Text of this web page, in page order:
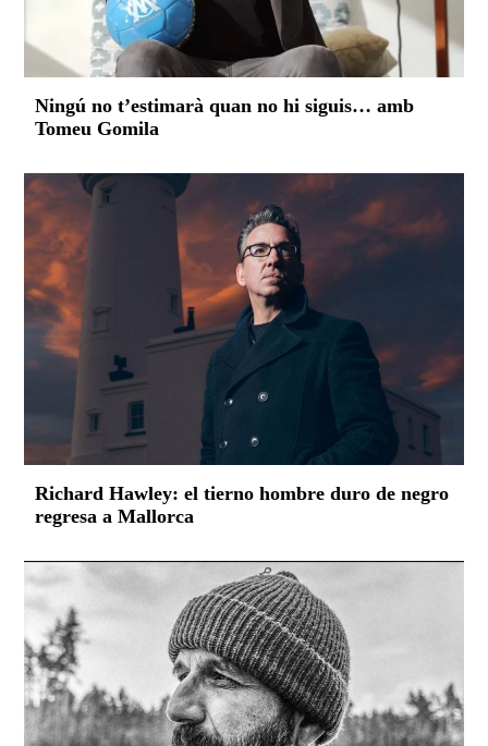
Ningú no t’estimarà quan no hi siguis… amb
Tomeu Gomila
Richard Hawley: el tierno hombre duro de negro
regresa a Mallorca